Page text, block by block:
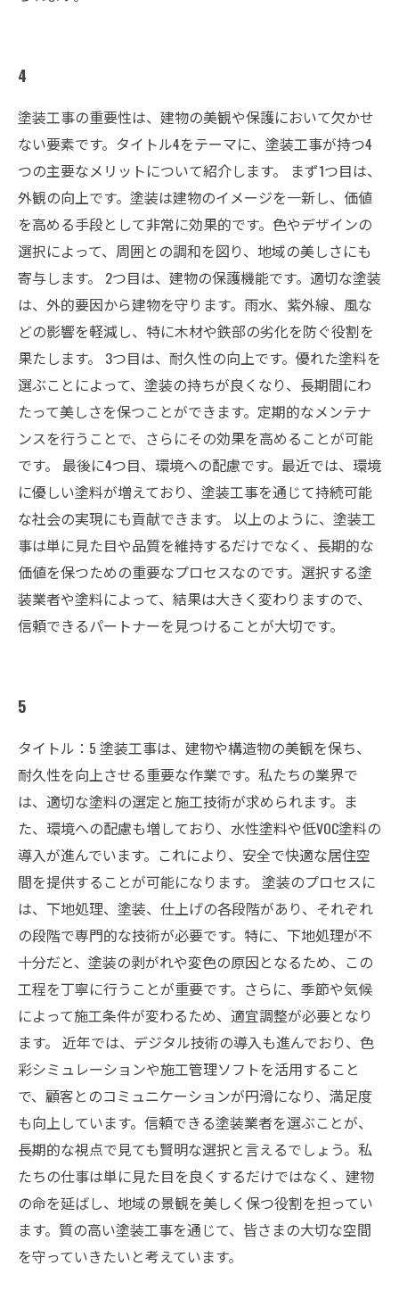
4
塗装工事の重要性は、建物の美観や保護において欠かせ
ない要素です。タイトル4をテーマに、塗装工事が持つ4
つの主要なメリットについて紹介します。 まず1つ目は、
外観の向上です。塗装は建物のイメージを一新し、価値
を高める手段として非常に効果的です。色やデザインの
選択によって、周囲との調和を図り、地域の美しさにも
寄与します。 2つ目は、建物の保護機能です。適切な塗装
は、外的要因から建物を守ります。雨水、紫外線、風な
どの影響を軽減し、特に木材や鉄部の劣化を防ぐ役割を
果たします。 3つ目は、耐久性の向上です。優れた塗料を
選ぶことによって、塗装の持ちが良くなり、長期間にわ
たって美しさを保つことができます。定期的なメンテナ
ンスを行うことで、さらにその効果を高めることが可能
です。 最後に4つ目、環境への配慮です。最近では、環境
に優しい塗料が増えており、塗装工事を通じて持続可能
な社会の実現にも貢献できます。 以上のように、塗装工
事は単に見た目や品質を維持するだけでなく、長期的な
価値を保つための重要なプロセスなのです。選択する塗
装業者や塗料によって、結果は大きく変わりますので、
信頼できるパートナーを見つけることが大切です。
5
タイトル：5 塗装工事は、建物や構造物の美観を保ち、
耐久性を向上させる重要な作業です。私たちの業界で
は、適切な塗料の選定と施工技術が求められます。ま
た、環境への配慮も増しており、水性塗料や低VOC塗料の
導入が進んでいます。これにより、安全で快適な居住空
間を提供することが可能になります。 塗装のプロセスに
は、下地処理、塗装、仕上げの各段階があり、それぞれ
の段階で専門的な技術が必要です。特に、下地処理が不
十分だと、塗装の剥がれや変色の原因となるため、この
工程を丁寧に行うことが重要です。さらに、季節や気候
によって施工条件が変わるため、適宜調整が必要となり
ます。 近年では、デジタル技術の導入も進んでおり、色
彩シミュレーションや施工管理ソフトを活用すること
で、顧客とのコミュニケーションが円滑になり、満足度
も向上しています。信頼できる塗装業者を選ぶことが、
長期的な視点で見ても賢明な選択と言えるでしょう。私
たちの仕事は単に見た目を良くするだけではなく、建物
の命を延ばし、地域の景観を美しく保つ役割を担ってい
ます。質の高い塗装工事を通じて、皆さまの大切な空間
を守っていきたいと考えています。